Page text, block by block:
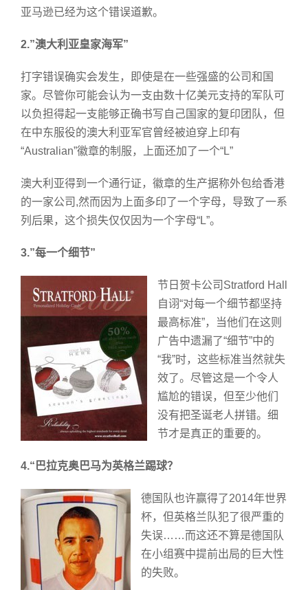
亚马逊已经为这个错误道歉。
2.”澳大利亚皇家海军”
打字错误确实会发生，即使是在一些强盛的公司和国
家。尽管你可能会认为一支由数十亿美元支持的军队可
以负担得起一支能够正确书写自己国家的复印团队，但
在中东服役的澳大利亚军官曾经被迫穿上印有
“Australian”徽章的制服，上面还加了一个“L”
澳大利亚得到一个通行证，徽章的生产据称外包给香港
的一家公司,然而因为上面多印了一个字母，导致了一系
列后果，这个损失仅仅因为一个字母“L”。
3.”每一个细节”
节日贺卡公司Stratford Hall
自诩“对每一个细节都坚持
最高标准”，当他们在这则
广告中遗漏了“细节”中的
“我”时，这些标准当然就失
效了。尽管这是一个令人
尴尬的错误，但至少他们
没有把圣诞老人拼错。细
节才是真正的重要的。
4.“巴拉克奥巴马为英格兰踢球？
德国队也许赢得了2014年世界
杯，但英格兰队犯了很严重的
失误……而这还不算是德国队
在小组赛中提前出局的巨大性
的失败。